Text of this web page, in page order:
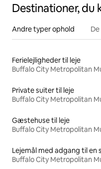
Destinationer, du
Andre typer ophold
Ferielejligheder til leje
Private suiter til leje
Gæstehuse til leje
Lejemål med adgang til en